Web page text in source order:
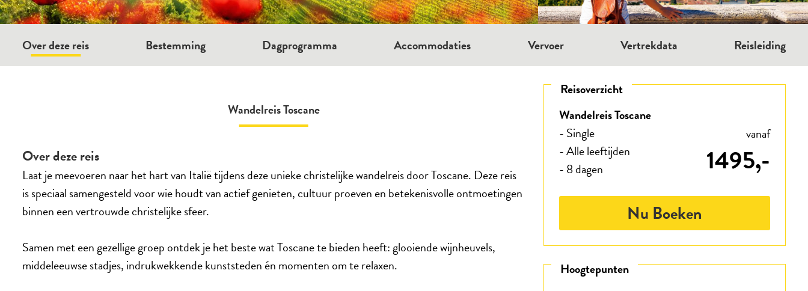
Over deze reis Bestemming Dagprogramma Accommodaties Vervoer Vertrekdata Reisleiding
Wandelreis Toscane
Over deze reis
Laat je meevoeren naar het hart van Italië tijdens deze unieke christelijke wandelreis door Toscane. Deze reis
is speciaal samengesteld voor wie houdt van actief genieten, cultuur proeven en betekenisvolle ontmoetingen
binnen een vertrouwde christelijke sfeer.
Samen met een gezellige groep ontdek je het beste wat Toscane te bieden heeft: glooiende wijnheuvels,
middeleeuwse stadjes, indrukwekkende kunststeden én momenten om te relaxen.
Reisoverzicht
Wandelreis Toscane
- Single
- Alle leeftijden
- 8 dagen
vanaf
1495,-
Nu Boeken
Hoogtepunten